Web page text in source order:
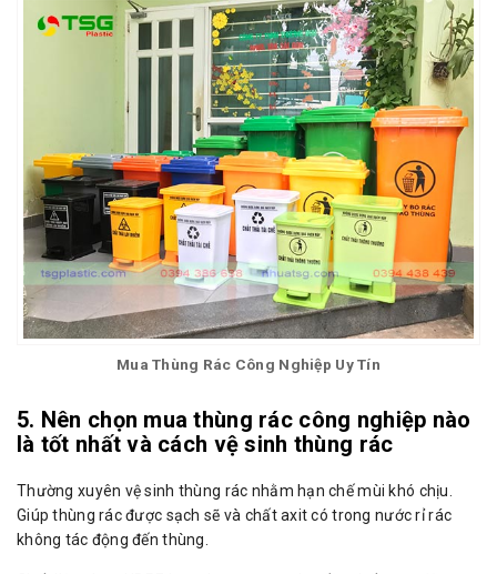
Mua Thùng Rác Công Nghiệp Uy Tín
5. Nên chọn mua thùng rác công nghiệp nào
là tốt nhất và cách vệ sinh thùng rác
Thường xuyên vệ sinh thùng rác nhằm hạn chế mùi khó chịu.
Giúp thùng rác được sạch sẽ và chất axit có trong nước rỉ rác
không tác động đến thùng.